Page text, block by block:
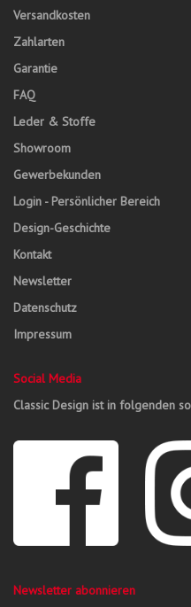
Versandkosten
Zahlarten
Garantie
FAQ
Leder & Stoffe
Showroom
Gewerbekunden
Login - Persönlicher Bereich
Design-Geschichte
Kontakt
Newsletter
Datenschutz
Impressum
Social Media
Classic Design ist in folgenden
Newsletter abonnieren